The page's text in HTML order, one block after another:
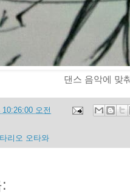
댄스 음악에 맞
오전
리오 오타와